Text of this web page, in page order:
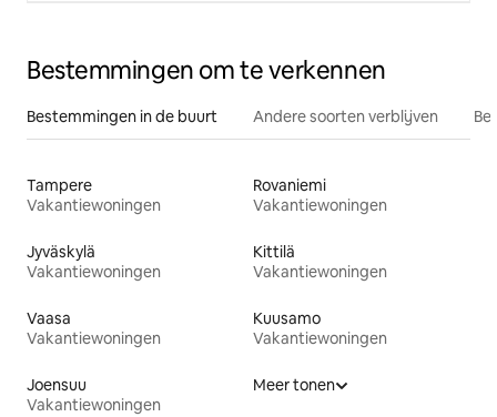
Bestemmingen om te verkennen
Bestemmingen in de buurt Andere soorten verblijven
Tampere
Vakantiewoningen
Rovaniemi
Vakantiewoningen
Jyväskylä
Vakantiewoningen
Kittilä
Vakantiewoningen
Vaasa
Vakantiewoningen
Kuusamo
Vakantiewoningen
Joensuu
Vakantiewoningen
Meer tonen